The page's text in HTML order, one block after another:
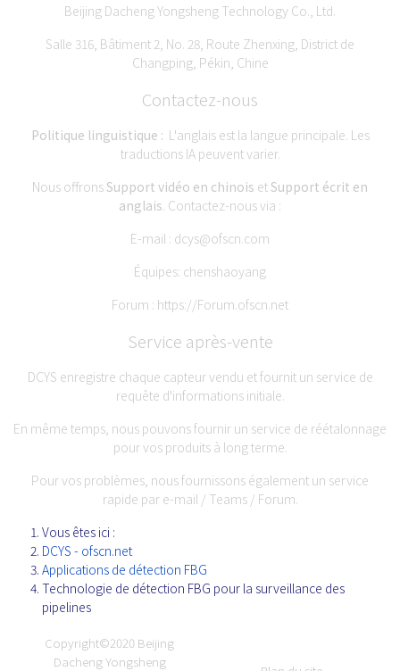
Beijing Dacheng Yongsheng Technology Co., Ltd.
Salle 316, Bâtiment 2, No. 28, Route Zhenxing, District de
Changping, Pékin, Chine
Contactez-nous
Politique linguistique : L'anglais est la langue principale. Les
traductions IA peuvent varier.
Nous offronsSupport vidéo en chinois etSupport écrit en
anglais. Contactez-nous via :
E-mail : dcys@ofscn.com
Équipes: chenshaoyang
Forum : https://Forum.ofscn.net
Service après-vente
DCYS enregistre chaque capteur vendu et fournit un service de
requête d'informations initiale.
En même temps, nous pouvons fournir un service de réétalonnage
pour vos produits à long terme.
Pour vos problèmes, nous fournissons également un service
rapide par e-mail / Teams / Forum.
Vous êtes ici :
DCYS - ofscn.net
Applications de détection FBG
Technologie de détection FBG pour la surveillance des
pipelines
Copyright©2020 Beijing
Dacheng Yongsheng